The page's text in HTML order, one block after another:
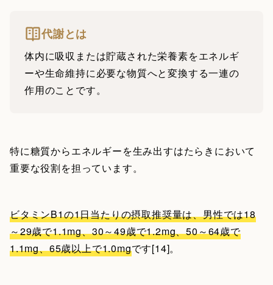
代謝とは
体内に吸収または貯蔵された栄養素をエネルギ
ーや生命維持に必要な物質へと変換する一連の
作用のことです。
特に糖質からエネルギーを生み出すはたらきにおいて
重要な役割を担っています。
ビタミンB1の1日当たりの摂取推奨量は、男性では18
～29歳で1.1mg、30～49歳で1.2mg、50～64歳で
1.1mg、65歳以上で1.0mgです[14]。